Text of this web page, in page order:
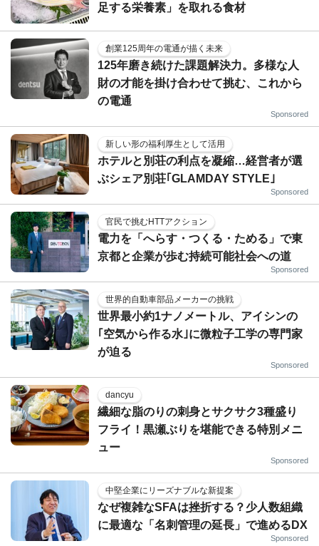
足する栄養素」を取れる食材
創業125周年の電通が描く未来
125年磨き続けた課題解決力。多様な人
財の才能を掛け合わせて挑む、これから
の電通
Sponsored
新しい形の福利厚生として活用
ホテルと別荘の利点を凝縮…経営者が選
ぶシェア別荘｢GLAMDAY STYLE｣
Sponsored
官民で挑むHTTアクション
電力を「へらす・つくる・ためる」で東
京都と企業が歩む持続可能社会への道
Sponsored
世界的自動車部品メーカーの挑戦
世界最小約1ナノメートル、アイシンの
｢空気から作る水｣に微粒子工学の専門家
が迫る
Sponsored
dancyu
繊細な脂のりの刺身とサクサク3種盛り
フライ！黒瀬ぶりを堪能できる特別メニ
ュー
Sponsored
中堅企業にリーズナブルな新提案
なぜ複雑なSFAは挫折する？少人数組織
に最適な「名刺管理の延長」で進めるDX
Sponsored